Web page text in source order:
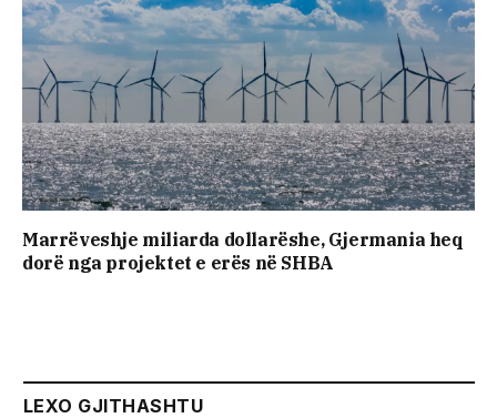
Marrëveshje miliarda dollarëshe, Gjermania heq
dorë nga projektet e erës në SHBA
LEXO GJITHASHTU